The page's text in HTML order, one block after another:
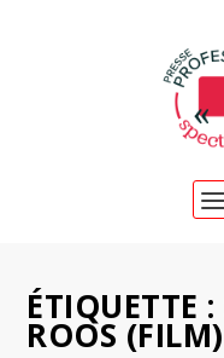
ÉTIQUETTE :
ROOS (FILM)